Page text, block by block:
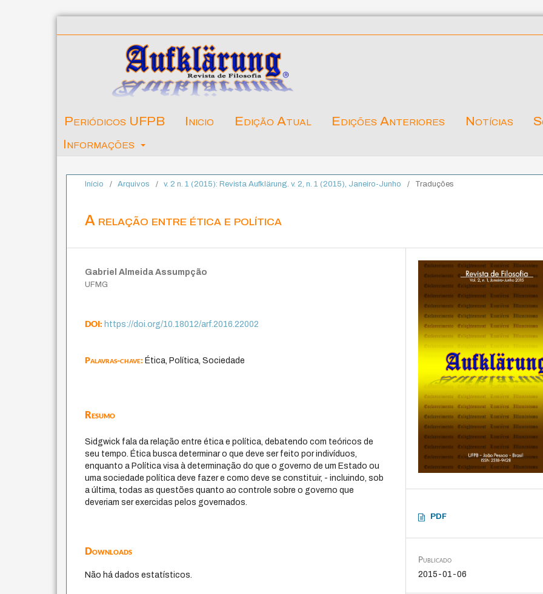
Periódicos UFPB Inicio Edição Atual Edições Anteriores Notícias
Informações
Início / Arquivos / v. 2 n. 1 (2015): Revista Aufklärung. v. 2, n. 1 (2015), Janeiro-Junho / Traduções
A relação entre ética e política
Gabriel Almeida Assumpção
UFMG
DOI:https://doi.org/10.18012/arf.2016.22002
Palavras-chave:Ética, Política, Sociedade
Resumo
Sidgwick fala da relação entre ética e política, debatendo com teóricos de
seu tempo. Ética busca determinar o que deve ser feito por indivíduos,
enquanto a Política visa à determinação do que o governo de um Estado ou
uma sociedade política deve fazer e como deve se constituir, - incluindo, sob
a última, todas as questões quanto ao controle sobre o governo que
deveriam ser exercidas pelos governados.
Downloads
Não há dados estatísticos.
PDF
Publicado
2015-01-06